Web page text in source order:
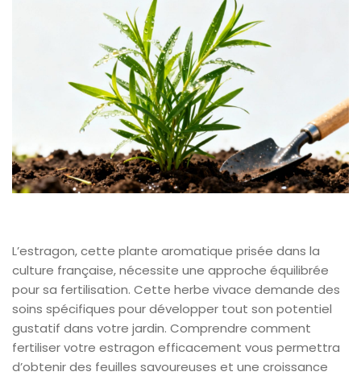
L’estragon, cette plante aromatique prisée dans la
culture française, nécessite une approche équilibrée
pour sa fertilisation. Cette herbe vivace demande des
soins spécifiques pour développer tout son potentiel
gustatif dans votre jardin. Comprendre comment
fertiliser votre estragon efficacement vous permettra
d’obtenir des feuilles savoureuses et une croissance